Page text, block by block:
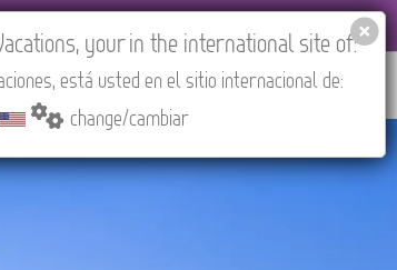
CONTACT Find your Tour
your in the international site of:
está usted en el sitio internacional de:
change/cambiar